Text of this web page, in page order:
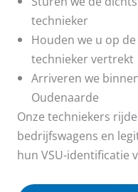
technieker
Houden we u op
technieker vertrekt
Arriveren we
Oudenaarde
Onze techniekers
bedrijfswagens en
hun VSU-identificatie